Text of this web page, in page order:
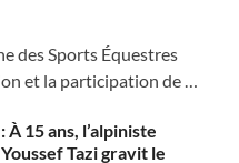
des Sports Équestres
et la participation de …
À 15 ans, l’alpiniste
Tazi gravit le